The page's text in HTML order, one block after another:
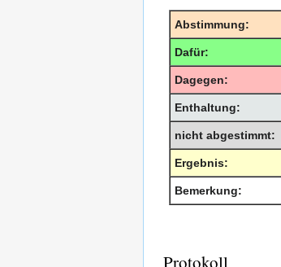
Abstimmung:
Dafür:
Dagegen:
Enthaltung:
nicht abgestimmt:
Ergebnis:
Bemerkung:
Protokoll